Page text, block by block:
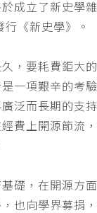
成立了新史學
《新史學》。
，要耗費鉅大
一項艱辛的考
泛而長期的支
費上開源節流
礎，在開源方
也向學界募捐